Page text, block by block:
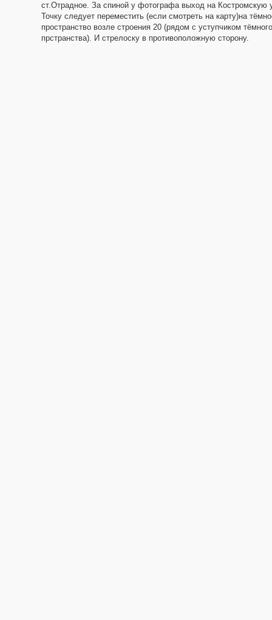
ст.Отрадное. За спиной у фотографа выход на Костромскую
Точку следует переместить (если смотреть на карту)на
пространство возле строения 20 (рядом с уступчиком тёмного
прстранства). И стрелоску в противоположную сторону.